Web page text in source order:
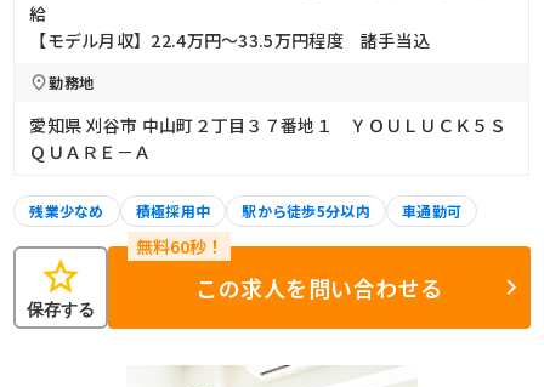
給
【モデル月収】22.4万円〜33.5万円程度 諸手当込
勤務地
愛知県 刈谷市 中山町２丁目３７番地１ ＹＯＵＬＵＣＫ５Ｓ
ＱＵＡＲＥ－Ａ
残業少なめ 積極採用中 駅から徒歩5分以内 車通勤可
star
保存する
この求人を問い合わせる